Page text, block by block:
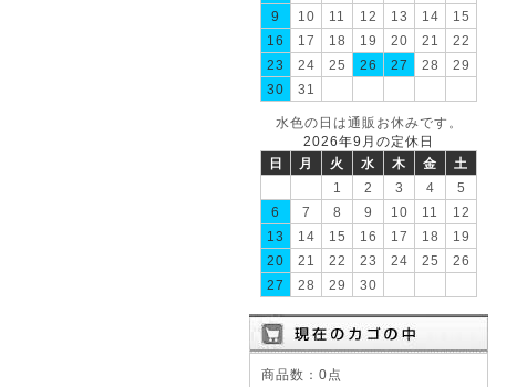
9
10 11 12 13 14
15
16
17 18 19 20 21
22
23
24 25 26 27 28
29
30
31
水色の日は通販お休みです。
2026年9月の定休日
日
月 火 水 木 金
土
1
2 3 4
5
6
7 8 9 10 11
12
13
14 15 16 17 18
19
20
21 22 23 24 25
26
27
28 29 30
商品数：0点